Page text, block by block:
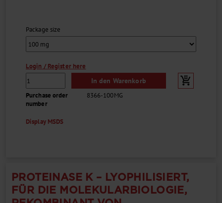
Package size
Login / Register here
In den Warenkorb
Purchase order
number
8366-100MG
Display MSDS
PROTEINASE K – LYOPHILISIERT,
FÜR DIE MOLEKULARBIOLOGIE,